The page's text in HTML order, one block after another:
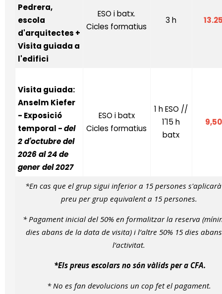
Pedrera,
escola
d'arquitectes +
Visita guiada a
l'edifici
ESO i batx.
Cicles formatius
3 h
Visita guiada:
Anselm Kiefer
- Exposició
temporal -del
2 d'octubre del
2026 al 24 de
gener del 2027
ESO i batx
Cicles formatius
1 h ESO //
1'15 h
batx
*En cas que el grup sigui inferior a 15 persones
preu per grup equivalent a 15 persones.
* Pagament inicial del 50% en formalitzar la reserva
dies abans de la data de visita) i l’altre 50% 15 dies
l’activitat.
*Els preus escolars no són vàlids per a CFA.
* No es fan devolucions un cop fet el pagament.